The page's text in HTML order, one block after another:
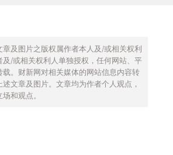
章及图片之版权属作者本人及/或相关权利
及/或相关权利人单独授权，任何网站、平
载。财新网对相关媒体的网站信息内容转
文章及图片。文章均为作者个人观点，
和观点。